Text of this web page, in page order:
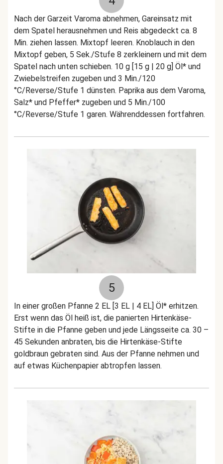
Nach der Garzeit Varoma abnehmen, Gareinsatz mit
dem Spatel herausnehmen und Reis abgedeckt ca. 8
Min. ziehen lassen. Mixtopf leeren. Knoblauch in den
Mixtopf geben, 5 Sek./Stufe 8 zerkleinern und mit dem
Spatel nach unten schieben. 10 g [15 g | 20 g] Öl* und
Zwiebelstreifen zugeben und 3 Min./120
°C/Reverse/Stufe 1 dünsten. Paprika aus dem Varoma,
Salz* und Pfeffer* zugeben und 5 Min./100
°C/Reverse/Stufe 1 garen. Währenddessen fortfahren.
5
In einer großen Pfanne 2 EL [3 EL | 4 EL] Öl* erhitzen.
Erst wenn das Öl heiß ist, die panierten Hirtenkäse-
Stifte in die Pfanne geben und jede Längsseite ca. 30 –
45 Sekunden anbraten, bis die Hirtenkäse-Stifte
goldbraun gebraten sind. Aus der Pfanne nehmen und
auf etwas Küchenpapier abtropfen lassen.